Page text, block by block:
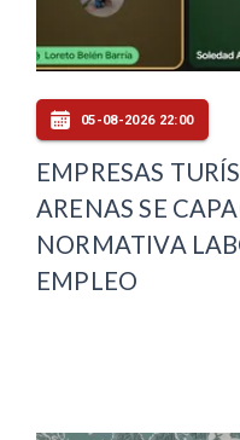
05-08-2026 22:00
EMPRESAS
ARENAS SE
NORMATIVA
EMPLEO